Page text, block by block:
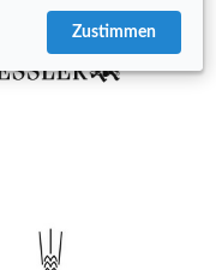
Zustimmen